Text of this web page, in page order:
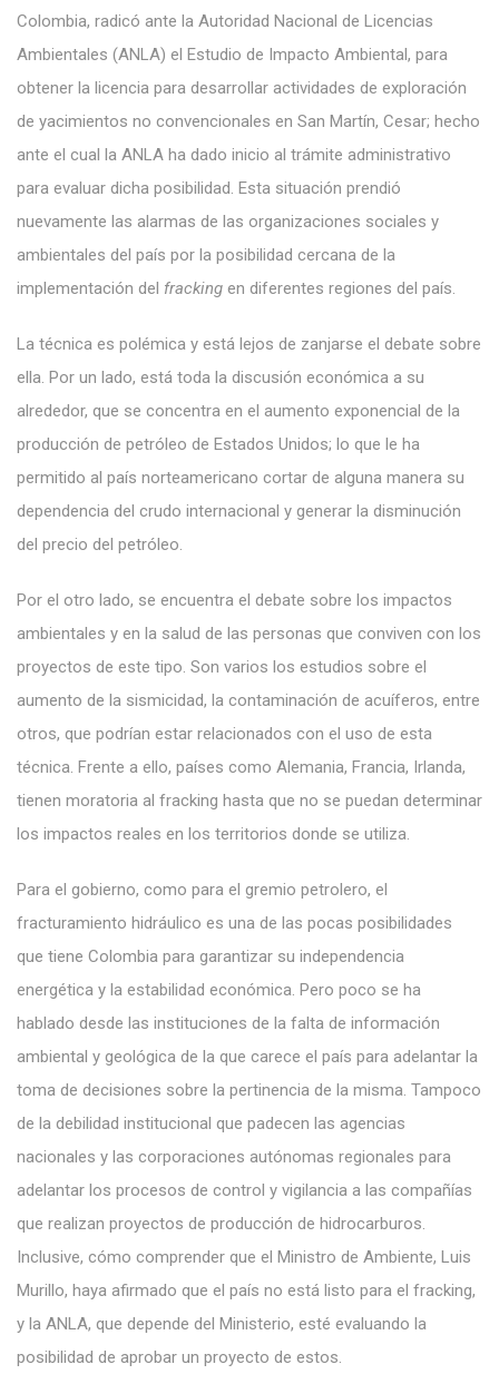
Colombia, radicó ante la Autoridad Nacional de Licencias
Ambientales (ANLA) el Estudio de Impacto Ambiental, para
obtener la licencia para desarrollar actividades de exploración
de yacimientos no convencionales en San Martín, Cesar; hecho
ante el cual la ANLA ha dado inicio al trámite administrativo
para evaluar dicha posibilidad. Esta situación prendió
nuevamente las alarmas de las organizaciones sociales y
ambientales del país por la posibilidad cercana de la
implementación del fracking en diferentes regiones del país.
La técnica es polémica y está lejos de zanjarse el debate sobre
ella. Por un lado, está toda la discusión económica a su
alrededor, que se concentra en el aumento exponencial de la
producción de petróleo de Estados Unidos; lo que le ha
permitido al país norteamericano cortar de alguna manera su
dependencia del crudo internacional y generar la disminución
del precio del petróleo.
Por el otro lado, se encuentra el debate sobre los impactos
ambientales y en la salud de las personas que conviven con los
proyectos de este tipo. Son varios los estudios sobre el
aumento de la sismicidad, la contaminación de acuíferos, entre
otros, que podrían estar relacionados con el uso de esta
técnica. Frente a ello, países como Alemania, Francia, Irlanda,
tienen moratoria al fracking hasta que no se puedan determinar
los impactos reales en los territorios donde se utiliza.
Para el gobierno, como para el gremio petrolero, el
fracturamiento hidráulico es una de las pocas posibilidades
que tiene Colombia para garantizar su independencia
energética y la estabilidad económica. Pero poco se ha
hablado desde las instituciones de la falta de información
ambiental y geológica de la que carece el país para adelantar la
toma de decisiones sobre la pertinencia de la misma. Tampoco
de la debilidad institucional que padecen las agencias
nacionales y las corporaciones autónomas regionales para
adelantar los procesos de control y vigilancia a las compañías
que realizan proyectos de producción de hidrocarburos.
Inclusive, cómo comprender que el Ministro de Ambiente, Luis
Murillo, haya afirmado que el país no está listo para el fracking,
y la ANLA, que depende del Ministerio, esté evaluando la
posibilidad de aprobar un proyecto de estos.